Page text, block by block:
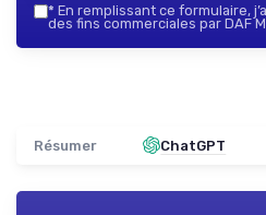
* En remplissant ce formulaire,
des fins commerciales par DAF
Résumer ChatGPT